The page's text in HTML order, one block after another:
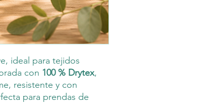
ideal para tejidos
con 100 % Drytex,
resistente y con
para prendas de